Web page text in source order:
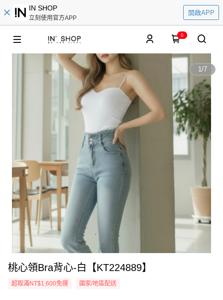
IN SHOP
立刻使用官方APP
開啟APP
0
1/7
桃心領Bra背心-白【KT224889】
超取滿NT$1,600免運 國家/地區配送